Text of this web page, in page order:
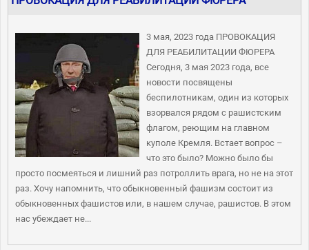
3 мая, 2023 года ПРОВОКАЦИЯ
ДЛЯ РЕАБИЛИТАЦИИ ФЮРЕРА
Сегодня, 3 мая 2023 года, все
новости посвящены
беспилотникам, один из которых
взорвался рядом с рашистским
флагом, реющим на главном
куполе Кремля. Встает вопрос –
что это было? Можно было бы
просто посмеяться и лишний раз потроллить врага, но не на этот
раз. Хочу напомнить, что обыкновенный фашизм состоит из
обыкновенных фашистов или, в нашем случае, рашистов. В этом
нас убеждает не...